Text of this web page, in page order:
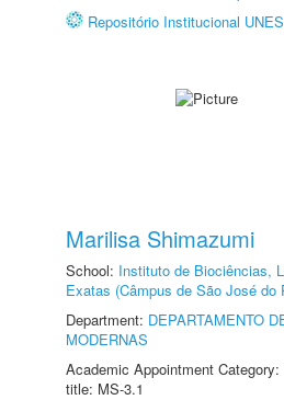
Repositório Institucional
Marilisa Shimazumi
School: Instituto de Biociências,
Exatas (Câmpus de São José do
Department: DEPARTAMENTO
MODERNAS
Academic Appointment
title: MS-3.1